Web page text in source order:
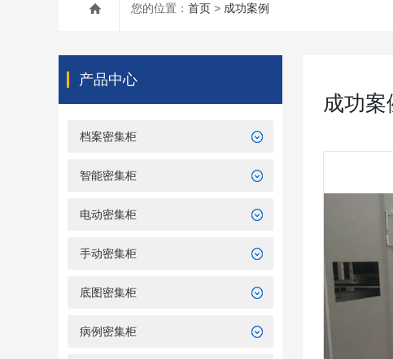
您的位置： 首页 > 成功案例
成功案
产品中心
档案密集柜
智能密集柜
电动密集柜
手动密集柜
底图密集柜
病例密集柜